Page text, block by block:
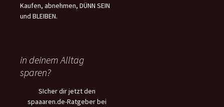
Kaufen, abnehmen, DÜNN SEIN
und BLEIBEN.
in deinem Alltag
sparen?
SIcher dir jetzt den
spaaaren.de-Ratgeber bei